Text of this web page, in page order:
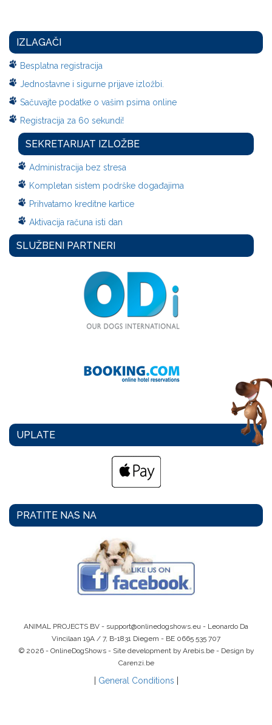
IZLAGAČI
Besplatna registracija
Jednostavne i sigurne prijave izložbi.
Sačuvajte podatke o vašim psima online
Registracija za 60 sekundi!
SEKRETARIJAT IZLOŽBE
Administracija bez stresa
Kompletan sistem podrške događajima
Prihvatamo kreditne kartice
Aktivacija računa isti dan
SLUŽBENI PARTNERI
UPLATE
PRATITE NAS NA
ANIMAL PROJECTS BV - support@onlinedogshows.eu - Leonardo Da
Vincilaan 19A / 7, B-1831 Diegem - BE 0665 535 707
© 2026 - OnlineDogShows - Site development by Arebis.be - Design by
Carenzi.be
General Conditions